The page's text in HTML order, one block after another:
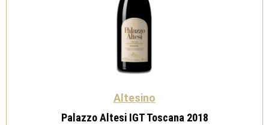
Altesino
Palazzo Altesi IGT Toscana 2018